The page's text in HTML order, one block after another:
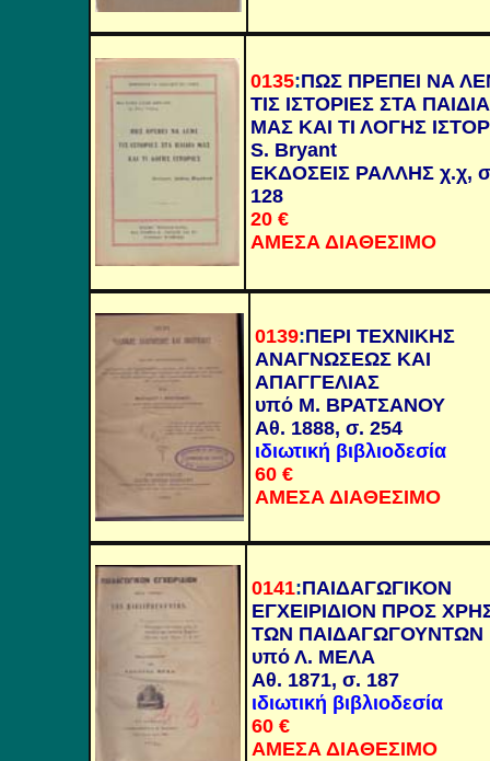
0135:ΠΩΣ ΠΡΕΠΕΙ ΝΑ
ΤΙΣ ΙΣΤΟΡΙΕΣ ΣΤΑ ΠΑΙΔΙΑ
ΜΑΣ ΚΑΙ ΤΙ ΛΟΓΗΣ
S. Bryant
ΕΚΔΟΣΕΙΣ ΡΑΛΛΗΣ χ.χ,
128
20 €
ΑΜΕΣΑ ΔΙΑΘΕΣΙΜΟ
0139:ΠΕΡΙ ΤΕΧΝΙΚΗΣ
ΑΝΑΓΝΩΣΕΩΣ ΚΑΙ
ΑΠΑΓΓΕΛΙΑΣ
υπό Μ. ΒΡΑΤΣΑΝΟΥ
Αθ. 1888, σ. 254
ιδιωτική βιβλιοδεσία
60 €
ΑΜΕΣΑ ΔΙΑΘΕΣΙΜΟ
0141:ΠΑΙΔΑΓΩΓΙΚΟΝ
ΕΓΧΕΙΡΙΔΙΟΝ ΠΡΟΣ
ΤΩΝ ΠΑΙΔΑΓΩΓΟΥΝΤΩΝ
υπό Λ. ΜΕΛΑ
Αθ. 1871, σ. 187
ιδιωτική βιβλιοδεσία
60 €
ΑΜΕΣΑ ΔΙΑΘΕΣΙΜΟ